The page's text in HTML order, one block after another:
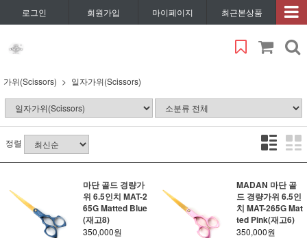
로그인 회원가입 마이페이지 최근본상품
가위(Scissors) 일자가위(Scissors)
정렬
마단 골드 경량가
위 6.5인치 MAT-2
65G Matted Blue
(재고8)
350,000원
MADAN 마단 골
드 경량가위 6.5인
치 MAT-265G Mat
ted Pink(재고6)
350,000원